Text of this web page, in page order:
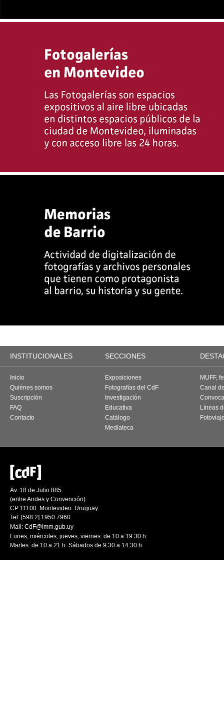
INSTITUCIONALES SECCIONES
Inicio
Quiénes somos
Suscripción
FAQ
Contacto
Exposiciones
Fotografías del CdF
Investigación
Educativa
Catálogo
Mediateca
MUFF,
Canal
Líneas
Av. 18 de Julio 885
(entre Andes y Convención)
CP 11100. Montevideo. Uruguay
Tel: [598 2] 1950 7960
Mail: CdF@imm.gub.uy
Lunes, miércoles, jueves, viernes: de 10 a 19.30 h.
Martes: de 10 a 21 h. Sábados de 9.30 a 14.30 h.